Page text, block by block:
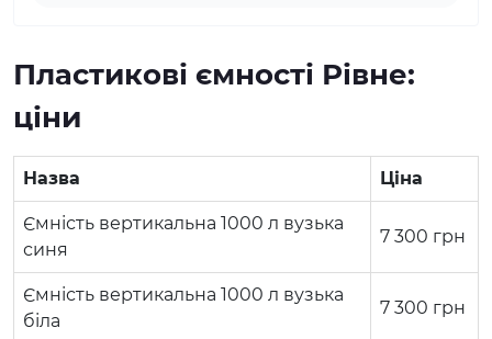
Пластикові ємності Рівне:
ціни
Назва Ціна
Ємність вертикальна 1000 л вузька
синя
7 300 грн
Ємність вертикальна 1000 л вузька
біла
7 300 грн